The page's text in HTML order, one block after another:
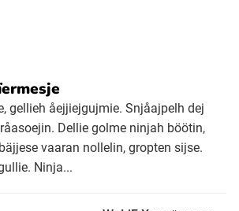
gellieh åejjiejgujmie. Snjåajpelh dej
Dellie golme ninjah böötin,
vaaran nollelin, gropten sijse.
Ninja...